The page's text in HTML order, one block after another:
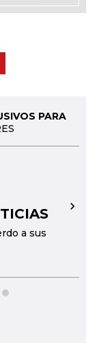
PARA
a sus
→